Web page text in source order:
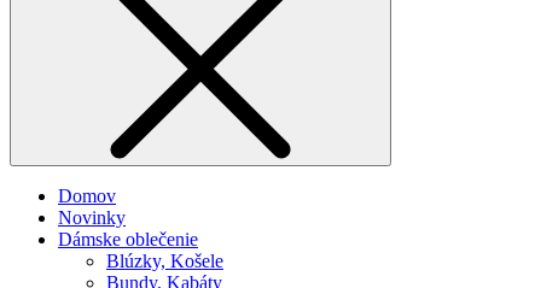
Domov
Novinky
Dámske oblečenie
Blúzky, Košele
Bundy, Kabáty